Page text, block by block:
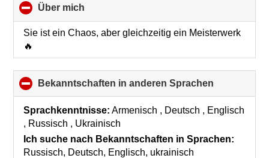
Über mich
to
collapse
Sie ist ein Chaos, aber gleichzeitig ein Meisterwerk
🔥
Bekanntschaften in anderen Sprachen
to
collapse
Sprachkenntnisse: Armenisch , Deutsch , Englisch
, Russisch , Ukrainisch
Ich suche nach Bekanntschaften in Sprachen:
Russisch, Deutsch, Englisch, ukrainisch